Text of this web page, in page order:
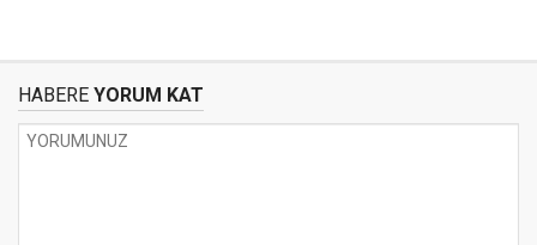
HABERE YORUM KAT